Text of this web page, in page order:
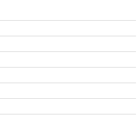
i Animacji w
już otwarte!
i Animacji